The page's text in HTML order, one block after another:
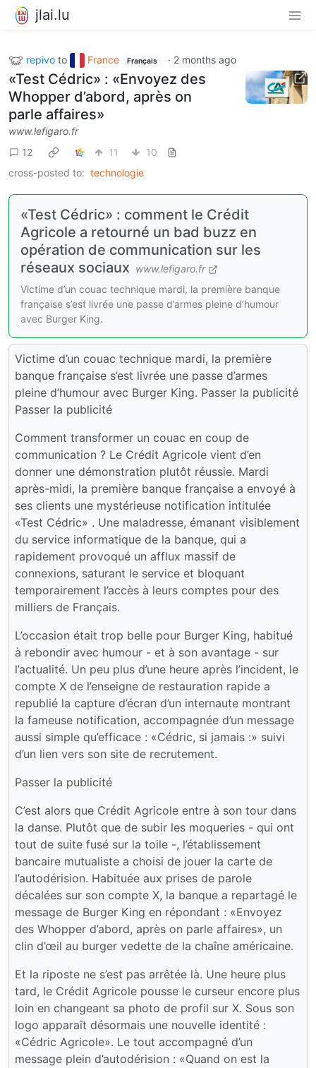
jlai.lu
repivo to France Français · 2 months ago
«Test Cédric» : «Envoyez des
Whopper d’abord, après on
parle affaires»
www.lefigaro.fr
12
11
10
cross-posted to: technologie
«Test Cédric» : comment le Crédit
Agricole a retourné un bad buzz en
opération de communication sur les
réseaux sociaux www.lefigaro.fr
Victime d’un couac technique mardi, la première banque
française s’est livrée une passe d’armes pleine d’humour
avec Burger King.
Victime d’un couac technique mardi, la première
banque française s’est livrée une passe d’armes
pleine d’humour avec Burger King. Passer la publicité
Passer la publicité
Comment transformer un couac en coup de
communication ? Le Crédit Agricole vient d’en
donner une démonstration plutôt réussie. Mardi
après-midi, la première banque française a envoyé à
ses clients une mystérieuse notification intitulée
«Test Cédric» . Une maladresse, émanant visiblement
du service informatique de la banque, qui a
rapidement provoqué un afflux massif de
connexions, saturant le service et bloquant
temporairement l’accès à leurs comptes pour des
milliers de Français.
L’occasion était trop belle pour Burger King, habitué
à rebondir avec humour - et à son avantage - sur
l’actualité. Un peu plus d’une heure après l’incident, le
compte X de l’enseigne de restauration rapide a
republié la capture d’écran d’un internaute montrant
la fameuse notification, accompagnée d’un message
aussi simple qu’efficace : «Cédric, si jamais :» suivi
d’un lien vers son site de recrutement.
Passer la publicité
C’est alors que Crédit Agricole entre à son tour dans
la danse. Plutôt que de subir les moqueries - qui ont
tout de suite fusé sur la toile -, l’établissement
bancaire mutualiste a choisi de jouer la carte de
l’autodérision. Habituée aux prises de parole
décalées sur son compte X, la banque a repartagé le
message de Burger King en répondant : «Envoyez
des Whopper d’abord, après on parle affaires», un
clin d’œil au burger vedette de la chaîne américaine.
Et la riposte ne s’est pas arrêtée là. Une heure plus
tard, le Crédit Agricole pousse le curseur encore plus
loin en changeant sa photo de profil sur X. Sous son
logo apparaît désormais une nouvelle identité :
«Cédric Agricole». Le tout accompagné d’un
message plein d’autodérision : «Quand on est la